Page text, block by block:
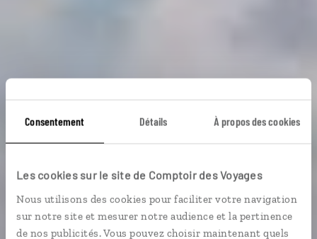
Consentement Détails À propos des cookies
Les cookies sur le site de Comptoir des Voyages
Nous utilisons des cookies pour faciliter votre navigation
sur notre site et mesurer notre audience et la pertinence
de nos publicités. Vous pouvez choisir maintenant quels
Des Indes aux
Maldives
Circuit entre le Sud de l’Inde et les plages